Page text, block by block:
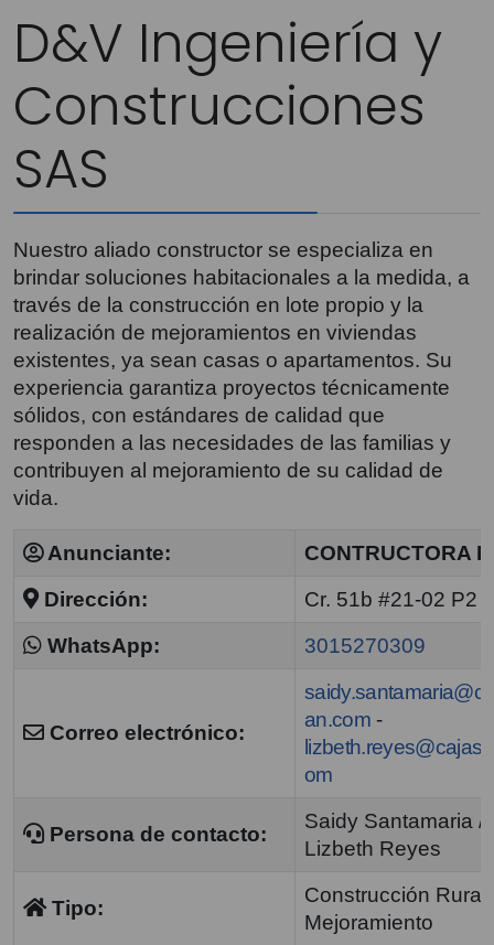
D&V Ingeniería y
Construcciones
SAS
Nuestro aliado constructor se especializa en
brindar soluciones habitacionales a la medida, a
través de la construcción en lote propio y la
realización de mejoramientos en viviendas
existentes, ya sean casas o apartamentos. Su
experiencia garantiza proyectos técnicamente
sólidos, con estándares de calidad que
responden a las necesidades de las familias y
contribuyen al mejoramiento de su calidad de
vida.
Anunciante:
CONTRUCTORA
Dirección:
Cr. 51b #21-02 P2
WhatsApp:
3015270309
Correo electrónico:
an.com -
om
Persona de contacto:
Saidy Santamaria /
Lizbeth Reyes
Tipo:
Construcción Rural
Mejoramiento